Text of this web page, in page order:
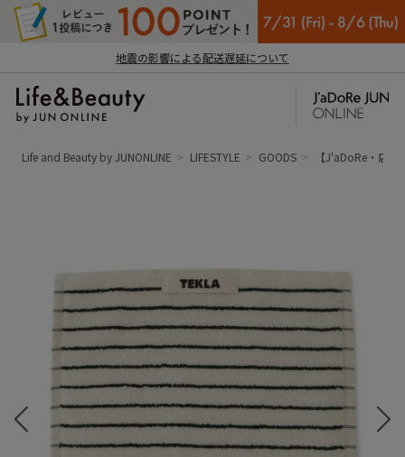
地震の影響による配送遅延について
Life and Beauty by JUNONLINE LIFESTYLE GOODS 【J'aDoRe・店